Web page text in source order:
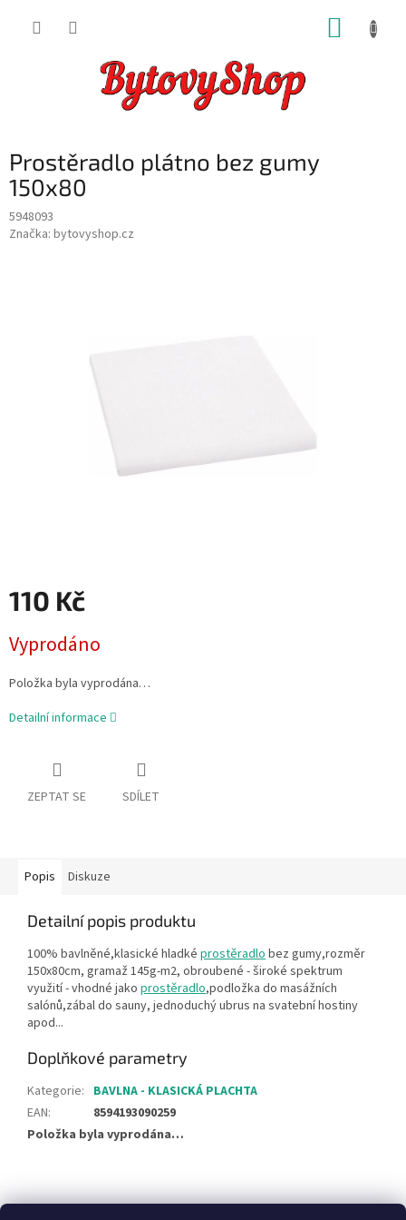
Prostěradlo plátno bez gumy
150x80
5948093
Značka: bytovyshop.cz
110 Kč
cena:
Vyprodáno
Položka byla vyprodána…
Detailní informace
ZEPTAT SE SDÍLET
Popis Diskuze
Detailní popis produktu
100% bavlněné,klasické hladké prostěradlobez gumy,rozměr
150x80cm, gramaž 145g-m2, obroubené - široké spektrum
využití - vhodné jako prostěradlo,podložka do masážních
salónů,zábal do sauny, jednoduchý ubrus na svatební hostiny
apod...
Doplňkové parametry
Kategorie: BAVLNA - KLASICKÁ PLACHTA
EAN:
8594193090259
Položka byla vyprodána…
á